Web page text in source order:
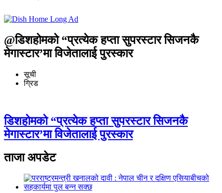
@डिशहोमको “प्रत्येक हप्ता सुपरस्टार सिजनकै
मेगास्टार’मा विजेतालाई पुरस्कार
सूची
ग्रिड
डिशहोमको “प्रत्येक हप्ता सुपरस्टार सिजनकै
मेगास्टार’मा विजेतालाई पुरस्कार
ताजा अपडेट